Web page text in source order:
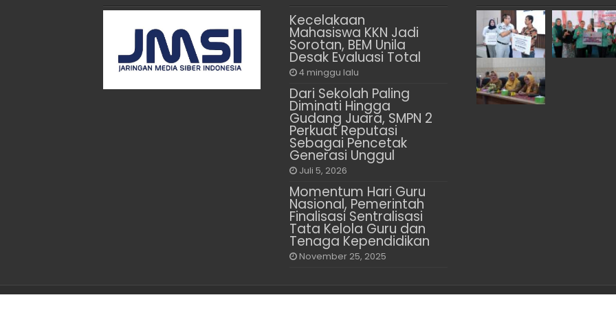
Kecelakaan
Mahasiswa KKN Jadi
Sorotan, BEM Unila
Desak Evaluasi Total
4 minggu lalu
Dari Sekolah Paling
Diminati Hingga
Gudang Juara, SMPN 2
Perkuat Reputasi
Sebagai Pencetak
Generasi Unggul
Juli 5, 2026
Momentum Hari Guru
Nasional, Pemerintah
Finalisasi Sentralisasi
Tata Kelola Guru dan
Tenaga Kependidikan
November 25, 2025